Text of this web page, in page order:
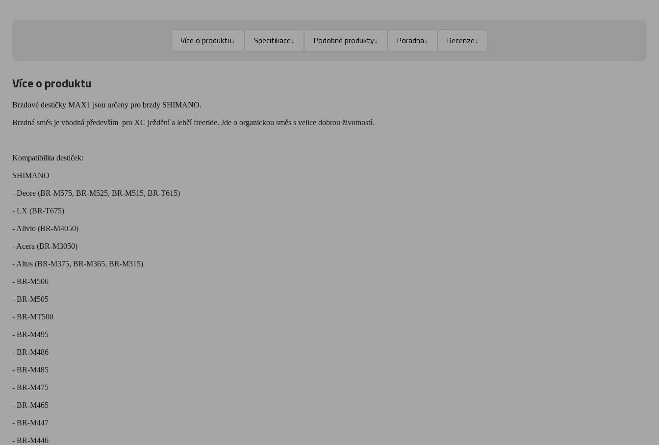
Více o produktu↓ Specifikace↓ Podobné produkty↓ Poradna↓ Recenze↓
Více o produktu
Brzdové destičky MAX1 jsou určeny pro brzdy SHIMANO.
Brzdná směs je vhodná především pro XC ježdění a lehčí freeride. Jde o organickou směs s velice dobrou životností.
Kompatibilita destiček:
SHIMANO
- Deore (BR-M575, BR-M525, BR-M515, BR-T615)
- LX (BR-T675)
- Alivio (BR-M4050)
- Acera (BR-M3050)
- Altus (BR-M375, BR-M365, BR-M315)
- BR-M506
- BR-M505
- BR-MT500
- BR-M495
- BR-M486
- BR-M485
- BR-M475
- BR-M465
- BR-M447
- BR-M446